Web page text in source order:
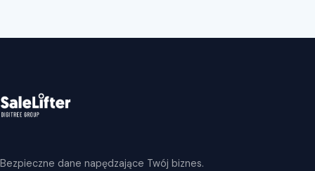
Bezpieczne dane napędzające Twój biznes.